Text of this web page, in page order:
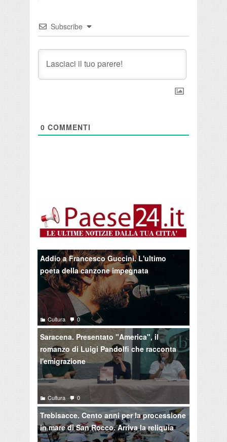
Subscribe
0 COMMENTI
Addio a Francesco Guccini. L'ultimo
poeta della canzone impegnata
Cultura 0
Saracena. Presentato "America", il
romanzo di Luigi Pandolfi che racconta
l'emigrazione
Cultura 0
Trebisacce. Cento anni per la processione
in mare di San Rocco. Arriva la reliquia